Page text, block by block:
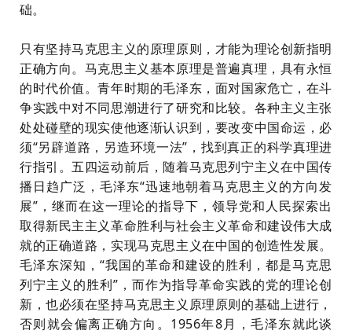
础。
只有坚持马克思主义的原理原则，才能为理论创新指明
正确方向。马克思主义基本原理是普遍真理，具有永恒
的时代价值。青年时期的毛泽东，面对国家危亡，在斗
争实践中对不同思潮进行了研究和比较。各种主义主张
处处碰壁的现实使他逐渐认识到，要改变中国命运，必
须“另辟道路，另造环境一法”，找到真正的科学真理进
行指引。五四运动前后，随着马克思列宁主义在中国传
播日趋广泛，毛泽东“迅速地朝着马克思主义的方向发
展”，继而在这一理论的指导下，领导党和人民探索出
取得新民主主义革命胜利与社会主义革命和建设伟大成
就的正确道路，实现马克思主义在中国的创造性发展。
毛泽东深知，“我国的革命和建设的胜利，都是马克思
列宁主义的胜利”，而作为指导革命实践的党的理论创
新，也必须在坚持马克思主义原理原则的基础上进行，
否则就会偏离正确方向。1956年8月，毛泽东就此谈